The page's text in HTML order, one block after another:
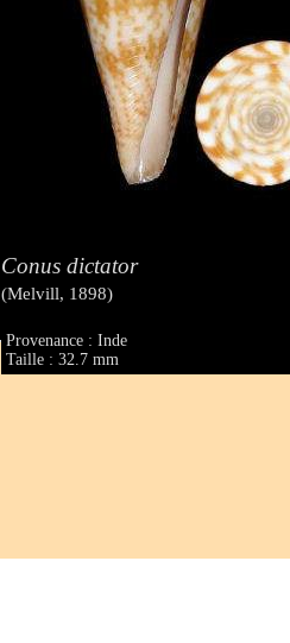
Conus dictator
(Melvill, 1898)
Provenance : Inde
Taille : 32.7 mm